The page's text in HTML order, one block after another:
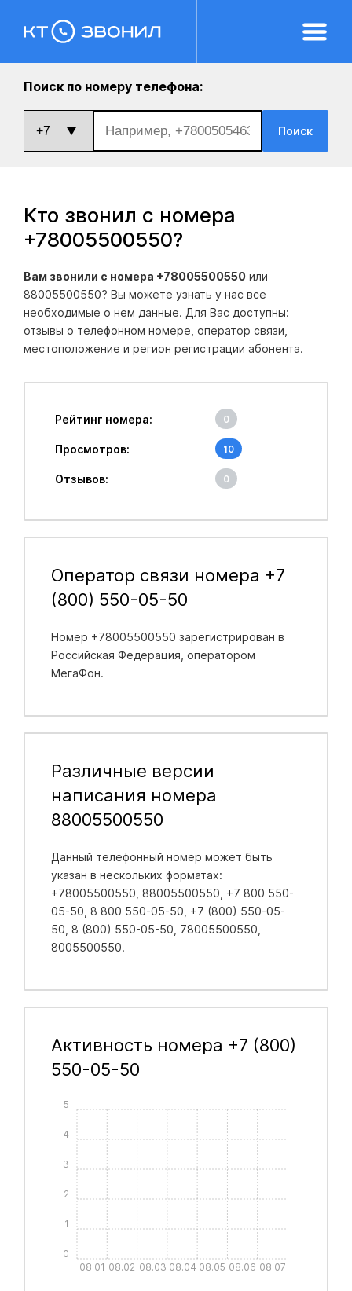
Поиск по номеру телефона:
Поиск
Кто звонил с номера
+78005500550?
Вам звонили с номера +78005500550 или
88005500550? Вы можете узнать у нас все
необходимые о нем данные. Для Вас доступны:
отзывы о телефонном номере, оператор связи,
местоположение и регион регистрации абонента.
Рейтинг номера: 0
Просмотров: 10
Отзывов: 0
Оператор связи номера +7
(800) 550-05-50
Номер +78005500550 зарегистрирован в
Российская Федерация , оператором
МегаФон.
Различные версии
написания номера
88005500550
Данный телефонный номер может быть
указан в нескольких форматах:
+78005500550, 88005500550, +7 800 550-
05-50, 8 800 550-05-50, +7 (800) 550-05-
50, 8 (800) 550-05-50, 78005500550,
8005500550.
Активность номера +7 (800)
550-05-50
08.01 08.02 08.03 08.04 08.05 08.06 08.07
0
1
2
3
4
5